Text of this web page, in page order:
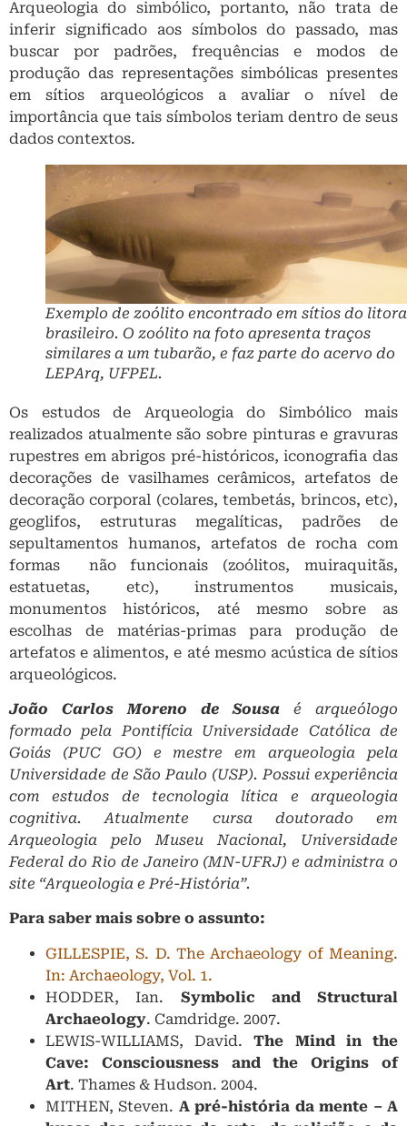
Arqueologia do simbólico, portanto, não trata de
inferir significado aos símbolos do passado, mas
buscar por padrões, frequências e modos de
produção das representações simbólicas presentes
em sítios arqueológicos a avaliar o nível de
importância que tais símbolos teriam dentro de seus
dados contextos.
Exemplo de zoólito encontrado em sítios do
brasileiro. O zoólito na foto apresenta traços
similares a um tubarão, e faz parte do acervo do
LEPArq, UFPEL.
Os estudos de Arqueologia do Simbólico mais
realizados atualmente são sobre pinturas e gravuras
rupestres em abrigos pré-históricos, iconografia das
decorações de vasilhames cerâmicos, artefatos de
decoração corporal (colares, tembetás, brincos, etc),
geoglifos, estruturas megalíticas, padrões de
sepultamentos humanos, artefatos de rocha com
formas não funcionais (zoólitos, muiraquitãs,
estatuetas, etc), instrumentos musicais,
monumentos históricos, até mesmo sobre as
escolhas de matérias-primas para produção de
artefatos e alimentos, e até mesmo acústica de sítios
arqueológicos.
João Carlos Moreno de Sousa é arqueólogo
formado pela Pontifícia Universidade Católica de
Goiás (PUC GO) e mestre em arqueologia pela
Universidade de São Paulo (USP). Possui experiência
com estudos de tecnologia lítica e arqueologia
cognitiva. Atualmente cursa doutorado em
Arqueologia pelo Museu Nacional, Universidade
Federal do Rio de Janeiro (MN-UFRJ) e administra o
site “Arqueologia e Pré-História”.
Para saber mais sobre o assunto:
GILLESPIE, S. D. The Archaeology of Meaning.
In: Archaeology, Vol. 1.
HODDER, Ian. Symbolic and Structural
Archaeology. Camdridge. 2007.
LEWIS-WILLIAMS, David. The Mind in the
Cave: Consciousness and the Origins of
Art. Thames & Hudson. 2004.
MITHEN, Steven. A pré-história da mente – A